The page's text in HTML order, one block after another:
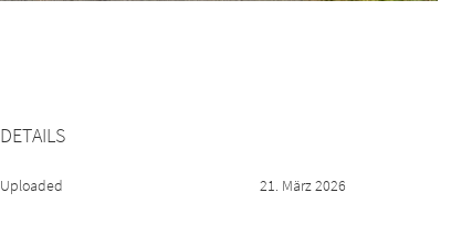
DETAILS
Uploaded 21. März 2026